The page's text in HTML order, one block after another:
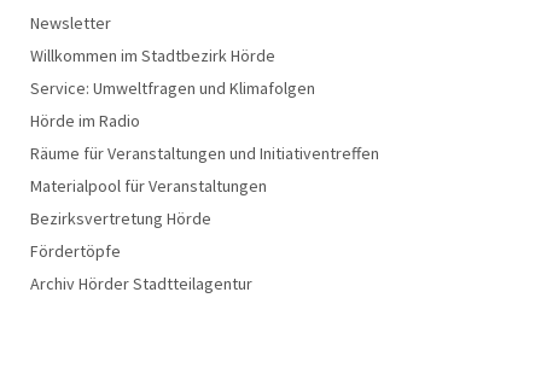
Newsletter
Willkommen im Stadtbezirk Hörde
Service: Umweltfragen und Klimafolgen
Hörde im Radio
Räume für Veranstaltungen und Initiativentreffen
Materialpool für Veranstaltungen
Bezirksvertretung Hörde
Fördertöpfe
Archiv Hörder Stadtteilagentur